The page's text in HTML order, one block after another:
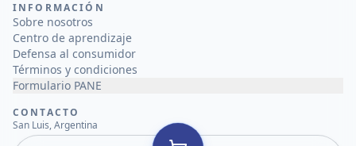
INFORMACIÓN
Sobre nosotros
Centro de aprendizaje
Defensa al consumidor
Términos y condiciones
Formulario PANE
CONTACTO
San Luis, Argentina